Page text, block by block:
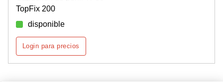
TopFix 200
disponible
Login para precios